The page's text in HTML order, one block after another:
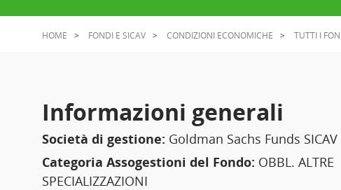
HOME FONDI E SICAV CONDIZIONI ECONOMICHE TUTTI I
Informazioni generali
Società di gestione: Goldman Sachs Funds SICAV
Categoria Assogestioni del Fondo: OBBL. ALTRE
SPECIALIZZAZIONI